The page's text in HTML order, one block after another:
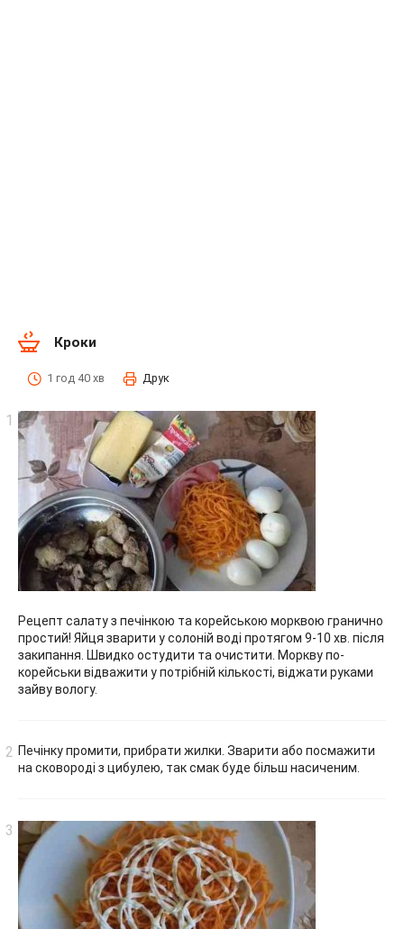
Кроки
1 год 40 хв Друк
Рецепт салату з печінкою та корейською морквою гранично
простий! Яйця зварити у солоній воді протягом 9-10 хв. після
закипання. Швидко остудити та очистити. Моркву по-
корейськи відважити у потрібній кількості, віджати руками
зайву вологу.
Печінку промити, прибрати жилки. Зварити або посмажити
на сковороді з цибулею, так смак буде більш насиченим.